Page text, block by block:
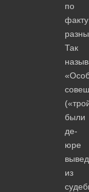
по
факту
Так
были
де-
юре
из